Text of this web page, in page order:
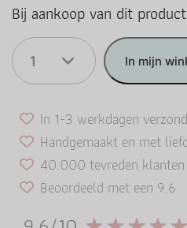
Bij aankoop van dit
1
In mijn
In 1-3 werkdagen
Handgemaakt en met
40.000 tevreden
Beoordeeld met een 9.6